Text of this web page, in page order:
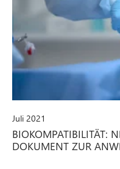
Juli 2021
BIOKOMPATIBILITÄT:
DOKUMENT ZUR